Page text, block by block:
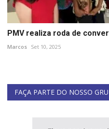
PMV realiza roda de
Marcos Set 10, 2025
FAÇA PARTE DO NOSSO